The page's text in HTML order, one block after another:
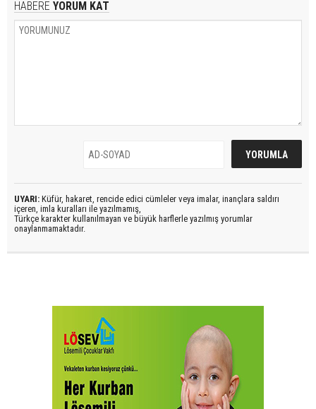
HABERE YORUM KAT
UYARI: Küfür, hakaret, rencide edici cümleler veya imalar, inançlara saldırı
içeren, imla kuralları ile yazılmamış,
Türkçe karakter kullanılmayan ve büyük harflerle yazılmış yorumlar
onaylanmamaktadır.